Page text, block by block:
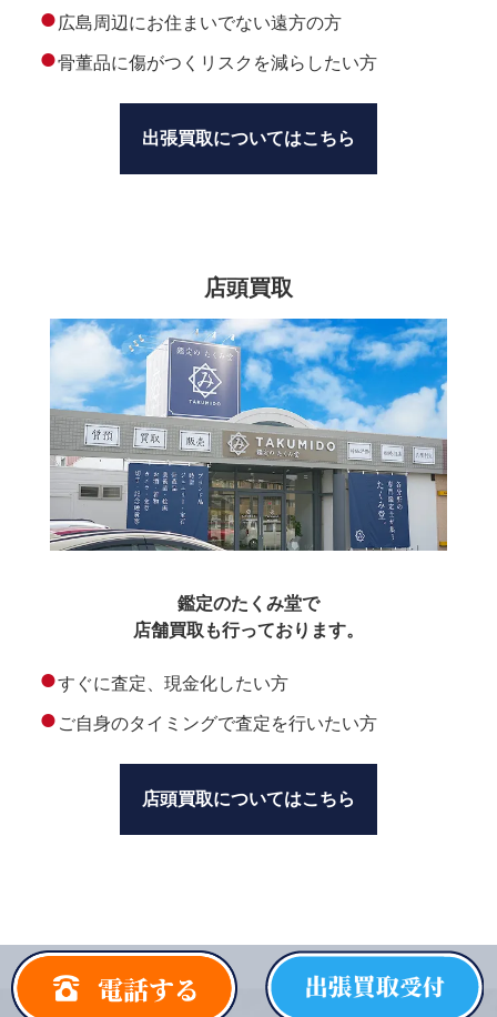
● 広島周辺にお住まいでない遠方の方
●骨董品に傷がつくリスクを減らしたい方
出張買取についてはこちら
店頭買取
鑑定のたくみ堂で
店舗買取も行っております。
●すぐに査定、現金化したい方
● ご自身のタイミングで査定を行いたい方
店頭買取についてはこちら